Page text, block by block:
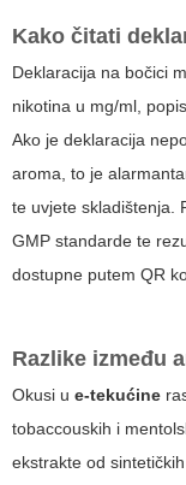
Kako čitati
Deklaracija na bočici
nikotina u mg/ml,
Ako je deklaracija
aroma, to je
te uvjete skladištenja.
GMP standarde te
dostupne putem QR
Razlike između
Okusi u e-tekućine
tobaccouskih i
ekstrakte od